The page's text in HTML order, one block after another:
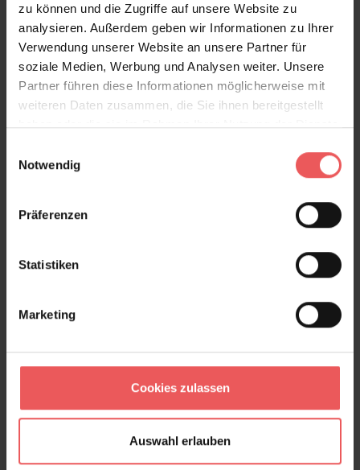
zu können und die Zugriffe auf unsere Website zu
analysieren. Außerdem geben wir Informationen zu Ihrer
Verwendung unserer Website an unsere Partner für
soziale Medien, Werbung und Analysen weiter. Unsere
Partner führen diese Informationen möglicherweise mit
weiteren Daten zusammen, die Sie ihnen bereitgestellt
haben oder die sie im Rahmen Ihrer Nutzung der Dienste
Notwendig
Präferenzen
Statistiken
Marketing
Cookies zulassen
Auswahl erlauben